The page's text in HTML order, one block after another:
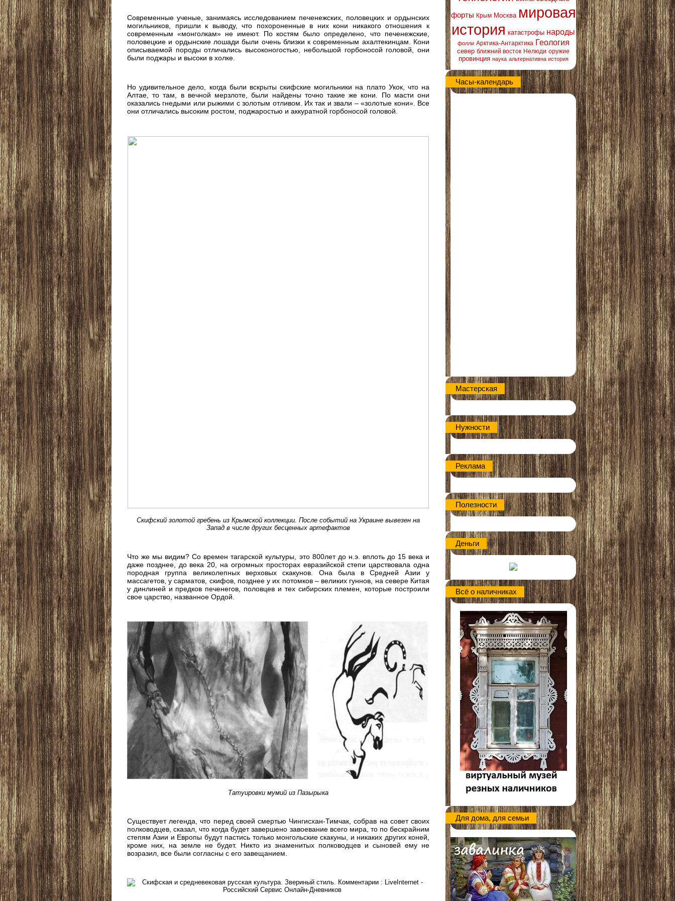
Современные ученые, занимаясь исследованием печенежских, половецких и ордынских
могильников, пришли к выводу, что похороненные в них кони никакого отношения к
современным «монголкам» не имеют. По костям было определено, что печенежские,
половецкие и ордынские лошади были очень близки к современным ахалтекинцам. Кони
описываемой породы отличались высоконогостью, небольшой горбоносой головой, они
были поджары и высоки в холке.
Но удивительное дело, когда были вскрыты скифские могильники на плато Укок, что на
Алтае, то там, в вечной мерзлоте, были найдены точно такие же кони. По масти они
оказались гнедыми или рыжими с золотым отливом. Их так и звали – «золотые кони». Все
они отличались высоким ростом, поджаростью и аккуратной горбоносой головой.
Скифский золотой гребень из Крымской коллекции. После событий на Украине вывезен на
Запад в числе других бесценных артефактов
Что же мы видим? Со времен тагарской культуры, это 800лет до н.э. вплоть до 15 века и
даже позднее, до века 20, на огромных просторах евразийской степи царствовала одна
породная группа великолепных верховых скакунов. Она была в Средней Азии у
массагетов, у сарматов, скифов, позднее у их потомков – великих гуннов, на севере Китая
у динлиней и предков печенегов, половцев и тех сибирских племен, которые построили
свое царство, названное Ордой.
Татуировки мумий из Пазырыка
Существует легенда, что перед своей смертью Чингисхан-Тимчак, собрав на совет своих
полководцев, сказал, что когда будет завершено завоевание всего мира, то по бескрайним
степям Азии и Европы будут пастись только монгольские скакуны, и никаких других коней,
кроме них, на земле не будет. Никто из знаменитых полководцев и сыновей ему не
возразил, все были согласны с его завещанием.
форты Крым Москва мировая
история катастрофы народы
фолли Арктика-Антарктика Геология
север ближний восток Нелюди оружие
провинция наука альтернативна история
Часы-календарь
Мастерская
Нужности
Реклама
Полезности
Деньги
Всё о наличниках
Для дома, для семьи